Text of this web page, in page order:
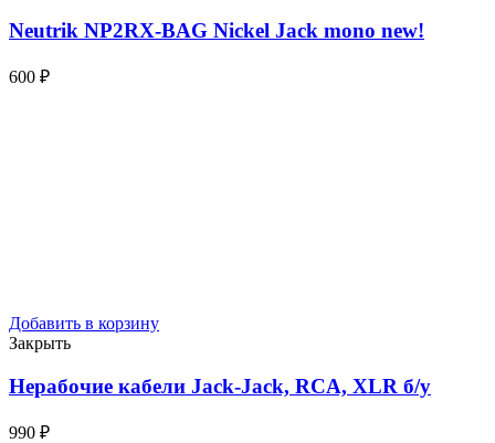
Neutrik NP2RX-BAG Nickel Jack mono new!
600 ₽
Добавить в корзину
Закрыть
Нерабочие кабели Jack-Jack, RCA, XLR б/у
990 ₽